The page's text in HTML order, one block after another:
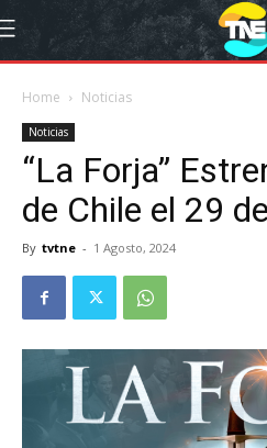
Home Noticias
Noticias
“La Forja”
de Chile el 29
By tvtne - 1 Agosto, 2024